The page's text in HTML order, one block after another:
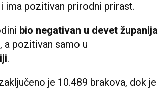
ima pozitivan prirodni prirast.
bio negativan u devet županija
a pozitivan samo u
.
je 10.489 brakova, dok je